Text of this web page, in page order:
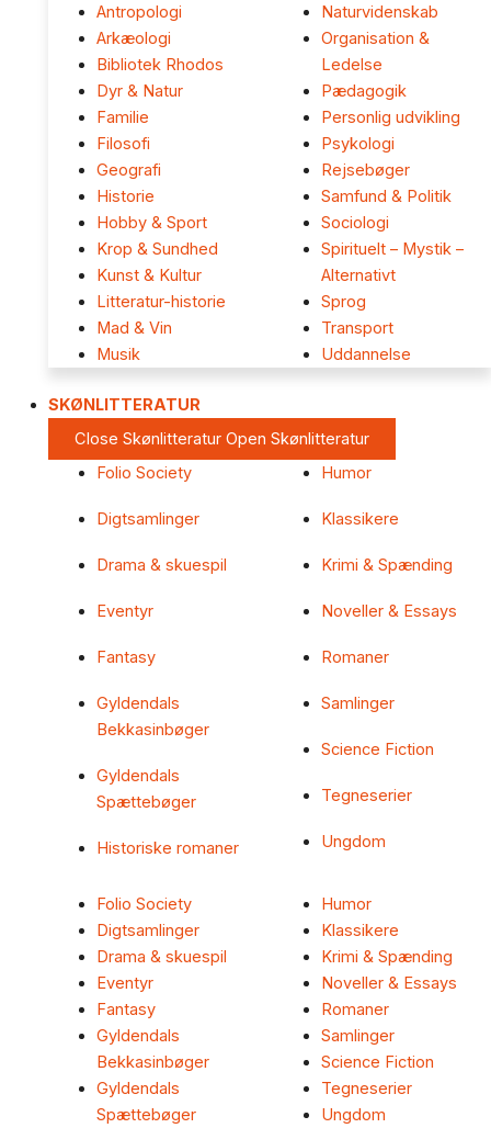
Antropologi
Arkæologi
Bibliotek Rhodos
Dyr & Natur
Familie
Filosofi
Geografi
Historie
Hobby & Sport
Krop & Sundhed
Kunst & Kultur
Litteratur-historie
Mad & Vin
Musik
Naturvidenskab
Organisation &
Ledelse
Pædagogik
Personlig udvikling
Psykologi
Rejsebøger
Samfund & Politik
Sociologi
Spirituelt – Mystik –
Alternativt
Sprog
Transport
Uddannelse
SKØNLITTERATUR
Close Skønlitteratur Open Skønlitteratur
Folio Society
Digtsamlinger
Drama & skuespil
Eventyr
Fantasy
Gyldendals
Bekkasinbøger
Gyldendals
Spættebøger
Historiske romaner
Humor
Klassikere
Krimi & Spænding
Noveller & Essays
Romaner
Samlinger
Science Fiction
Tegneserier
Ungdom
Folio Society
Digtsamlinger
Drama & skuespil
Eventyr
Fantasy
Gyldendals
Bekkasinbøger
Gyldendals
Spættebøger
Humor
Klassikere
Krimi & Spænding
Noveller & Essays
Romaner
Samlinger
Science Fiction
Tegneserier
Ungdom